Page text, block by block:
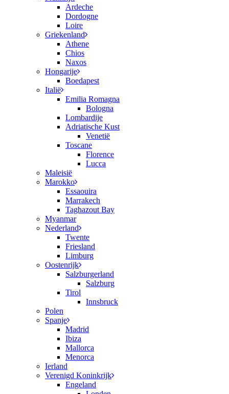
Ardeche
Dordogne
Loire
Griekenland
Athene
Chios
Naxos
Hongarije
Boedapest
Italië
Emilia Romagna
Bologna
Lombardije
Adriatische Kust
Venetië
Toscane
Florence
Lucca
Maleisië
Marokko
Essaouira
Marrakech
Taghazout Bay
Myanmar
Nederland
Twente
Friesland
Limburg
Oostenrijk
Salzburgerland
Salzburg
Tirol
Innsbruck
Polen
Spanje
Madrid
Ibiza
Mallorca
Menorca
Ierland
Verenigd Koninkrijk
Engeland